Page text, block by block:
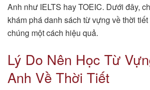
Anh như IELTS hay TOEIC. Dưới đây,
khám phá danh sách từ vựng về thời
chúng một cách hiệu quả.
Lý Do Nên Học Từ
Anh Về Thời Tiết